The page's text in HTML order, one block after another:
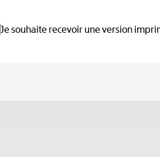
Je souhaite recevoir une version